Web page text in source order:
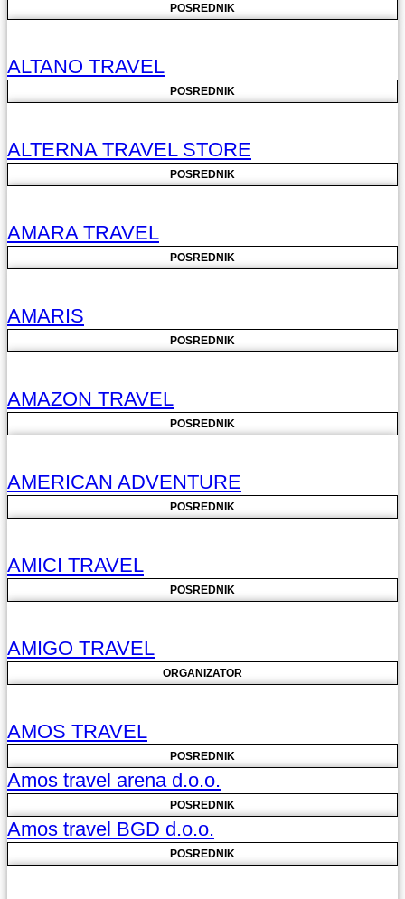
POSREDNIK
ALTANO TRAVEL
POSREDNIK
ALTERNA TRAVEL STORE
POSREDNIK
AMARA TRAVEL
POSREDNIK
AMARIS
POSREDNIK
AMAZON TRAVEL
POSREDNIK
AMERICAN ADVENTURE
POSREDNIK
AMICI TRAVEL
POSREDNIK
AMIGO TRAVEL
ORGANIZATOR
AMOS TRAVEL
POSREDNIK
Amos travel arena d.o.o.
POSREDNIK
Amos travel BGD d.o.o.
POSREDNIK